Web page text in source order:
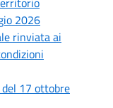
2026
rinviata ai
17 ottobre